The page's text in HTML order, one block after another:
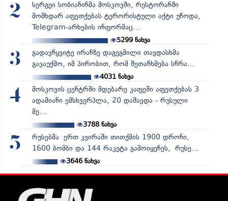
2
სერგეი სობიანინმა მოსკოვში, რესტორანში
მომხდარ აფეთქებას ტერორისტული აქტი უწოდა,
Telegram-არხების ინფორმაც...
5299ნახვა
3
გადავწყვიტე ირანზე დაგეგმილი თავდასხმა
გავაუქმო, იმ პირობით, რომ შეთანხმება სწრა...
4031ნახვა
4
მოსკოვის ცენტრში მდებარე კაფეში აფეთქებას 3
ადამიანი ემსხვერპლა, 20 დაშავდა - რუსული
მე...
3788ნახვა
5
რუსებმა ერთ კვირაში თითქმის 1900 დრონი,
1600 ბომბი და 144 რაკეტა გამოიყენეს, რუსე...
3646ნახვა